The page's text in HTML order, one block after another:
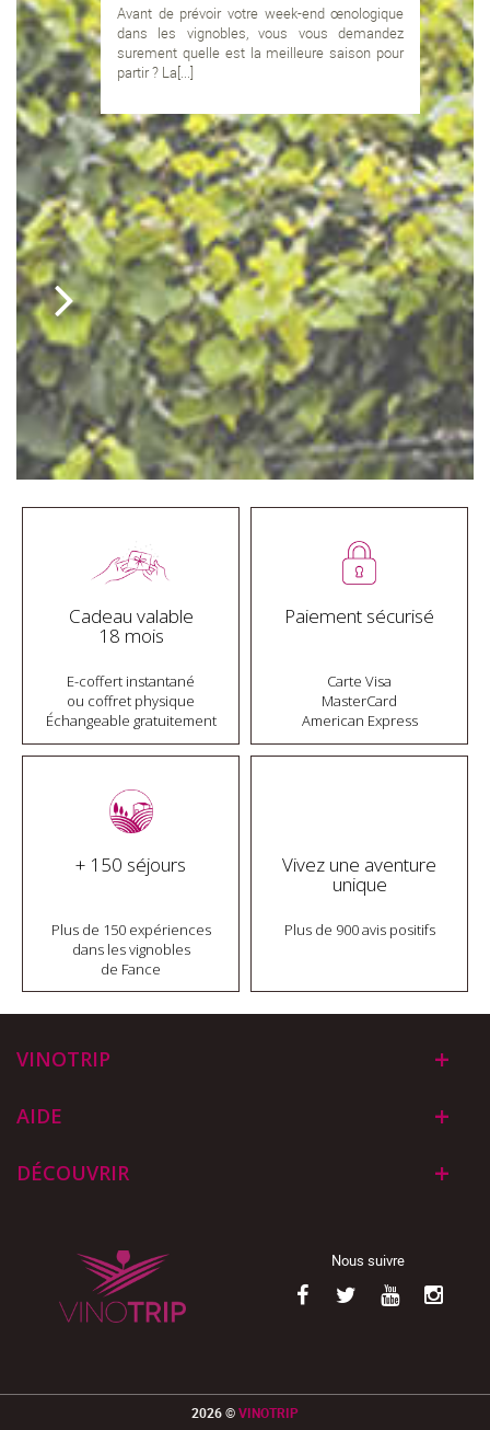
Avant de prévoir votre week-end œnologique
dans les vignobles, vous vous demandez
surement quelle est la meilleure saison pour
partir ? La[...]
Cadeau valable
18 mois
E-coffert instantané
ou coffret physique
Échangeable gratuitement
Paiement sécurisé
Carte Visa
MasterCard
American Express
+ 150 séjours
Plus de 150 expériences
dans les vignobles
de Fance
Vivez une aventure
unique
Plus de 900 avis positifs
VINOTRIP
AIDE
DÉCOUVRIR
Nous suivre
2026 ©VINOTRIP